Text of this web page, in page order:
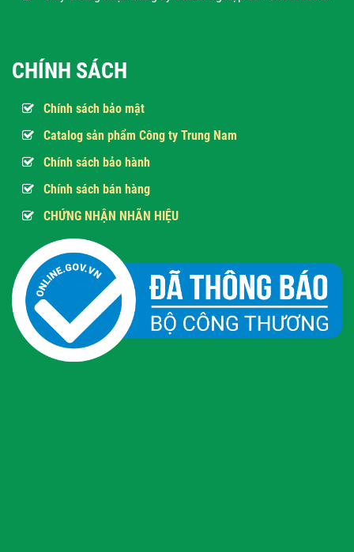
CHÍNH SÁCH
Chính sách bảo mật
Catalog sản phẩm Công ty Trung Nam
Chính sách bảo hành
Chính sách bán hàng
CHỨNG NHẬN NHÃN HIỆU